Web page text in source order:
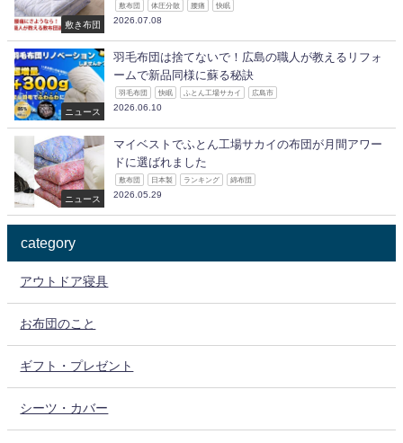
敷き布団
敷布団 体圧分散 腰痛 快眠
2026.07.08
ニュース
羽毛布団は捨てないで！広島の職人が教えるリフォ
ームで新品同様に蘇る秘訣
羽毛布団 快眠 ふとん工場サカイ 広島市
2026.06.10
ニュース
マイベストでふとん工場サカイの布団が月間アワー
ドに選ばれました
敷布団 日本製 ランキング 綿布団
2026.05.29
category
アウトドア寝具
お布団のこと
ギフト・プレゼント
シーツ・カバー